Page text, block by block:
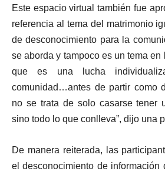
Este espacio virtual también fue
referencia al tema del matrimonio
de desconocimiento para la
se aborda y tampoco es un tema en
que es una lucha
comunidad…antes de partir como
no se trata de solo casarse tener
sino todo lo que conlleva”, dijo una
De manera reiterada, las
el desconocimiento de información